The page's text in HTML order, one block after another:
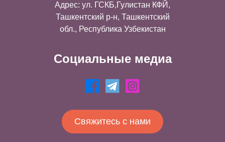
Адрес: ул. ГСКБ,Гулистан КФЙ,
Ташкентский р-н, Ташкентский
обл., Республика Узбекистан
Социальные медиа
Свяжитесь с нами